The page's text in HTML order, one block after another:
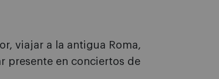
viajar a la antigua Roma,
presente en conciertos de